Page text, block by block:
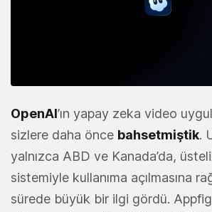
OpenAI’ın yapay zeka video
sizlere daha önce bahsetmiştik.
yalnızca ABD ve Kanada’da,
sistemiyle kullanıma açılmasına
sürede büyük bir ilgi gördü.